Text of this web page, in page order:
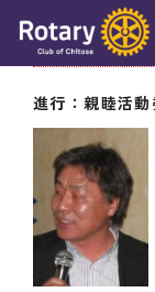
トピックス
例会報告
活動報告
理事会報告
2月21日（
進行：親睦活